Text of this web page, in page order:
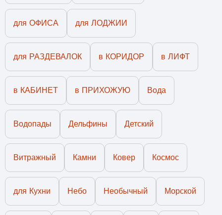
для ОФИСА для ЛОДЖИИ
для РАЗДЕВАЛОК в КОРИДОР в ЛИФТ
в КАБИНЕТ в ПРИХОЖУЮ Вода
Водопады Дельфины Детский
Витражный Камни Ковер Космос
для Кухни Небо Необычный Морской